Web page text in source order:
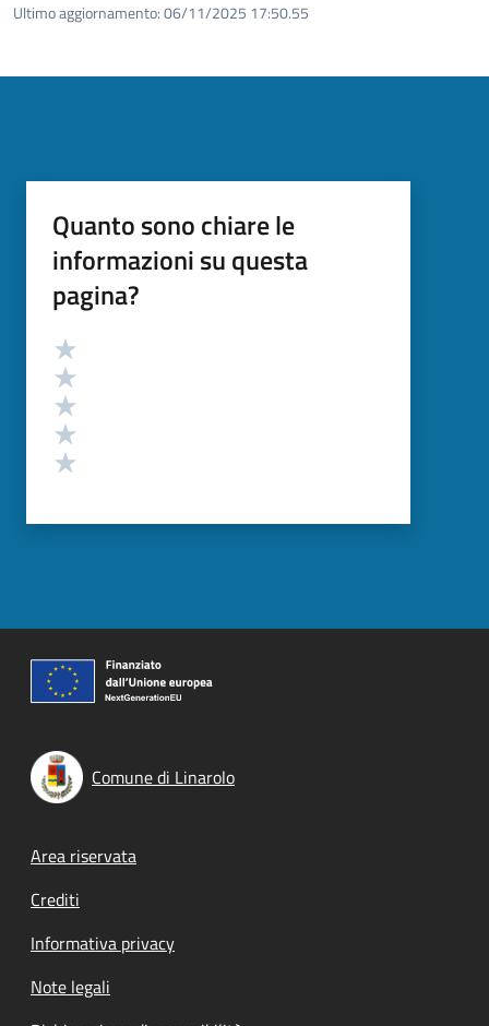
Ultimo aggiornamento:06/11/2025 17:50.55
Quanto sono chiare le
informazioni su questa
pagina?
Valutazione
Comune di Linarolo
Footer menu
Area riservata
Crediti
Informativa privacy
Note legali